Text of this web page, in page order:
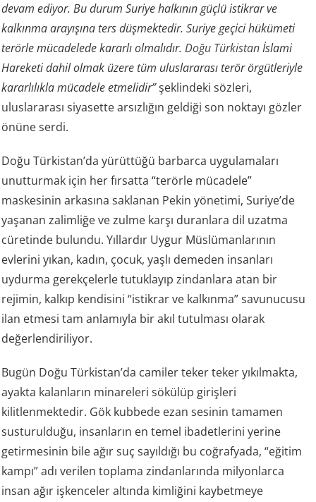
devam ediyor. Bu durum Suriye halkının güçlü istikrar ve
kalkınma arayışına ters düşmektedir. Suriye geçici hükümeti
terörle mücadelede kararlı olmalıdır.Doğu Türkistanİslami
Hareketi dahil olmak üzere tüm uluslararası terör örgütleriyle
kararlılıkla mücadele etmelidir”şeklindeki sözleri,
uluslararası siyasette arsızlığın geldiği son noktayı gözler
önüne serdi.
Doğu Türkistan’da yürüttüğü barbarca uygulamaları
unutturmak için her fırsatta “terörle mücadele”
maskesinin arkasına saklanan Pekin yönetimi, Suriye’de
yaşanan zalimliğe ve zulme karşı duranlara dil uzatma
cüretinde bulundu. Yıllardır Uygur Müslümanlarının
evlerini yıkan, kadın, çocuk, yaşlı demeden insanları
uydurma gerekçelerle tutuklayıp zindanlara atan bir
rejimin, kalkıp kendisini “istikrar ve kalkınma” savunucusu
ilan etmesi tam anlamıyla bir akıl tutulması olarak
değerlendiriliyor.
Bugün Doğu Türkistan’da camiler teker teker yıkılmakta,
ayakta kalanların minareleri sökülüp girişleri
kilitlenmektedir. Gök kubbede ezan sesinin tamamen
susturulduğu, insanların en temel ibadetlerini yerine
getirmesinin bile ağır suç sayıldığı bu coğrafyada, “eğitim
kampı” adı verilen toplama zindanlarında milyonlarca
insan ağır işkenceler altında kimliğini kaybetmeye